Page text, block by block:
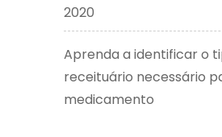
2020
Aprenda a identificar o
receituário necessário
medicamento